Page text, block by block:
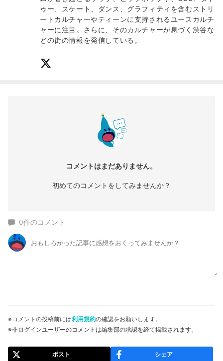
ゥー、スケート、ダンス、グラフィティを含むストリ
ートカルチャーやティーンに支持されるユースカルチ
ャーに注目。さらに、そのカルチャーが息づく渋谷な
どの街の情報を発信している。
コメントはまだありません。
初めてのコメントをしてみませんか？
0件のコメント
※コメントの投稿前には利用規約の確認をお願いします。
※非ログインユーザーのコメントは編集部の承認を経て掲載されます。
ポスト シェア